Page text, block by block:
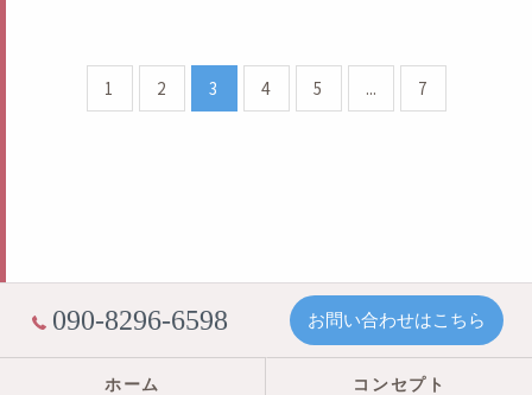
1 2 3 4 5 ... 7
090-8296-6598 お問い合わせはこちら
ホーム コンセプト